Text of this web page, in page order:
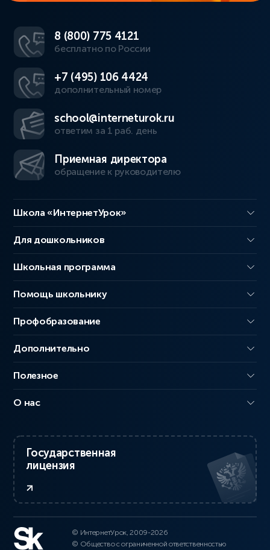
8 (800) 775 4121
бесплатно по России
+7 (495) 106 4424
дополнительный номер
school@interneturok.ru
ответим за 1 раб. день
Приемная директора
обращение к руководителю
Школа «ИнтернетУрок»
Для дошкольников
Школьная программа
Помощь школьнику
Профобразование
Дополнительно
Полезное
О нас
Государственная
лицензия
© ИнтернетУрок, 2009-2026
© Общество с ограниченной ответственностью